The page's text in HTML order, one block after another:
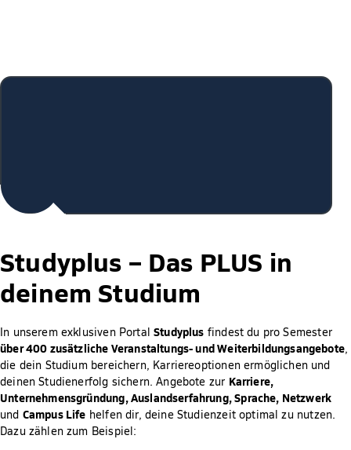
Studyplus – Das PLUS in
deinem Studium
In unserem exklusiven PortalStudyplus findest du pro Semester
über 400 zusätzliche Veranstaltungs- und Weiterbildungsangebote,
die dein Studium bereichern, Karriereoptionen ermöglichen und
deinen Studienerfolg sichern. Angebote zur Karriere,
Unternehmensgründung, Auslandserfahrung, Sprache, Netzwerk
und Campus Life helfen dir, deine Studienzeit optimal zu nutzen.
Dazu zählen zum Beispiel: